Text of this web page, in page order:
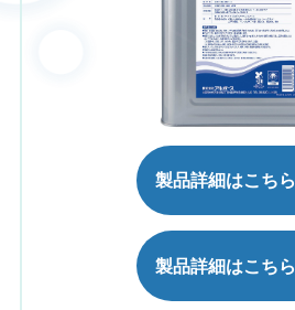
製品詳細はこちら
製品詳細はこちら